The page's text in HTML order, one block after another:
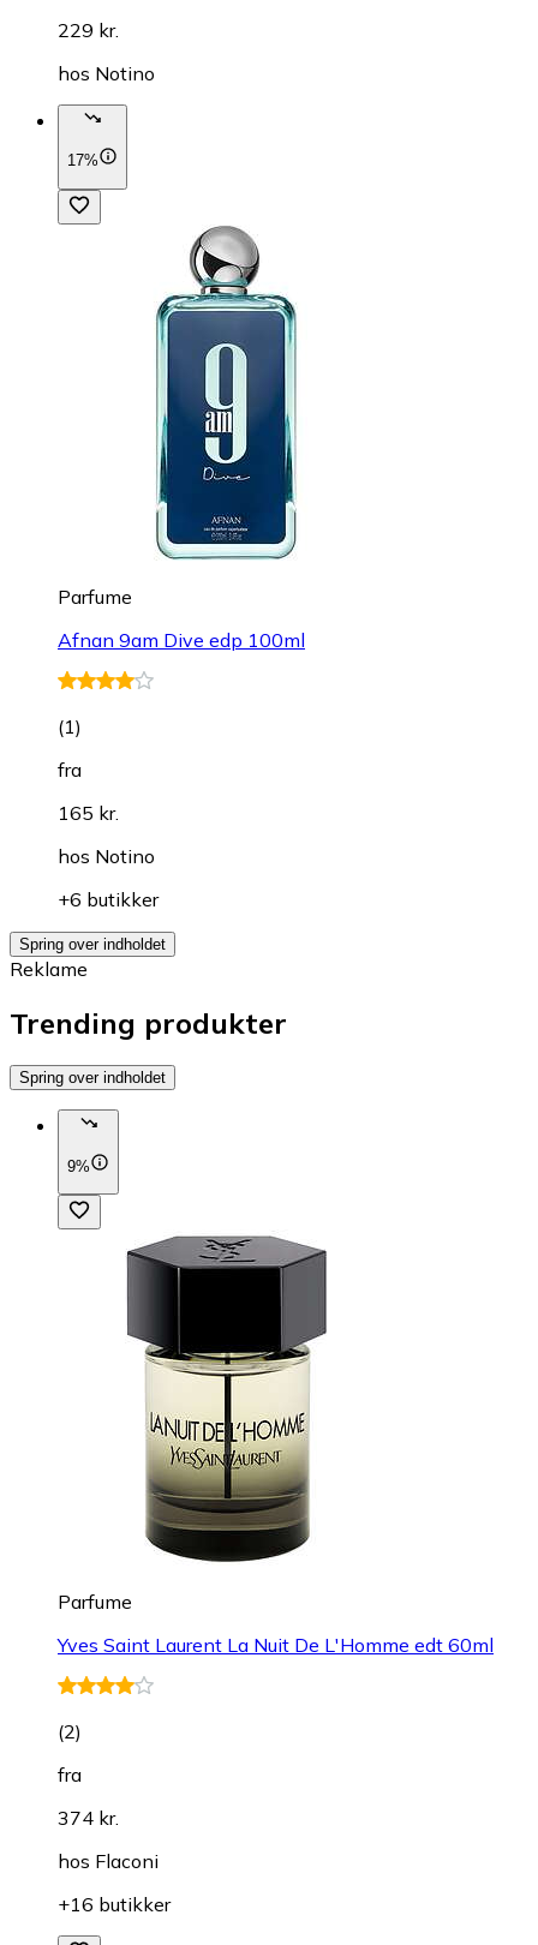
229 kr.
hos Notino
17%
Parfume
Afnan 9am Dive edp 100ml
(1)
fra
165 kr.
hos Notino
+6 butikker
Spring over indholdet
Reklame
Trending produkter
Spring over indholdet
9%
Parfume
Yves Saint Laurent La Nuit De L'Homme edt 60ml
(2)
fra
374 kr.
hos Flaconi
+16 butikker